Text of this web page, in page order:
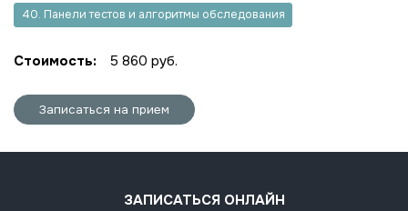
40. Панели тестов и алгоритмы обследования
Стоимость: 5 860 руб.
Записаться на прием
ЗАПИСАТЬСЯ ОНЛАЙН